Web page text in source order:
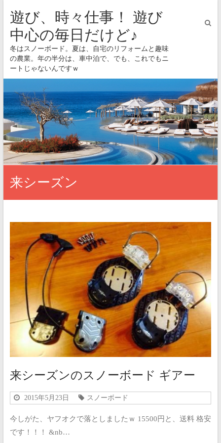
遊び、時々仕事！ 遊び
中心の毎日だけど♪
冬はスノーボード。夏は、自宅のリフォームと趣味
の農業。年の半分は、車中泊で、でも、これでもニ
ートじゃないんですｗ
来シーズン
来シーズンのスノーボード ギアー
2015年5月23日 スノーボード
今しがた、ヤフオクで落としましたｗ 15500円と、送料 格安
です！！！ &nb…